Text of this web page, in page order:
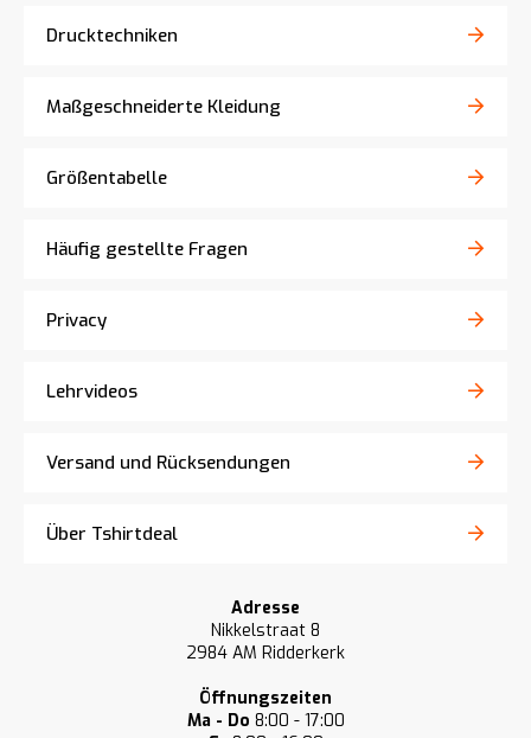
Drucktechniken
Maßgeschneiderte Kleidung
Größentabelle
Häufig gestellte Fragen
Privacy
Lehrvideos
Versand und Rücksendungen
Über Tshirtdeal
Adresse
Nikkelstraat 8
2984 AM Ridderkerk
Öffnungszeiten
Ma - Do 8:00 - 17:00